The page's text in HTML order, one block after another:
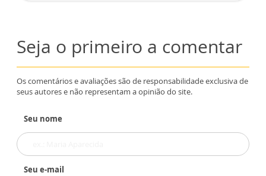
Seja o primeiro a comentar
Os comentários e avaliações são de responsabilidade exclusiva de
seus autores e não representam a opinião do site.
Seu nome
Seu e-mail